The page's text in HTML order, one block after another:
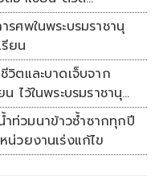
ศพในพระบรมราชานุ
รียน
วิตและบาดเจ็บจาก
ไว้ในพระบรมราชานุ
ท่วมนาข้าวซ้ำซากทุกปี
น่วยงานเร่งแก้ไข